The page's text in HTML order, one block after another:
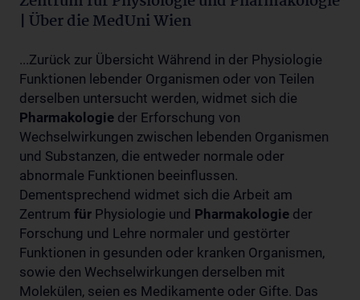
| Über die MedUni Wien
...Zurück zur Übersicht Während in der Physiologie
Funktionen lebender Organismen oder von Teilen
derselben untersucht werden, widmet sich die
Pharmakologie der Erforschung von
Wechselwirkungen zwischen lebenden Organismen
und Substanzen, die entweder normale oder
abnormale Funktionen beeinflussen.
Dementsprechend widmet sich die Arbeit am
Zentrum für Physiologie und Pharmakologie der
Forschung und Lehre normaler und gestörter
Funktionen in gesunden oder kranken Organismen,
sowie den Wechselwirkungen derselben mit
Molekülen, seien es Medikamente oder Gifte. Das